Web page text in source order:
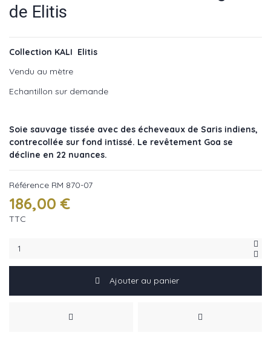
de Elitis
Collection KALI Elitis
Vendu au mètre
Echantillon sur demande
Soie sauvage tissée avec des écheveaux de Saris indiens,
contrecollée sur fond intissé. Le revêtement Goa se
décline en 22 nuances.
Référence RM 870-07
186,00 €
TTC
Ajouter au panier